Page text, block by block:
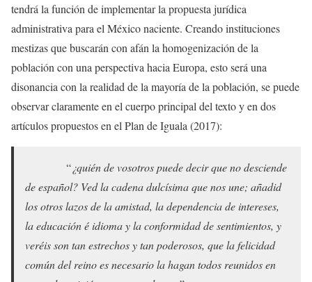
tendrá la función de implementar la propuesta jurídica
administrativa para el México naciente. Creando instituciones
mestizas que buscarán con afán la homogenización de la
población con una perspectiva hacia Europa, esto será una
disonancia con la realidad de la mayoría de la población, se puede
observar claramente en el cuerpo principal del texto y en dos
artículos propuestos en el Plan de Iguala (2017):
“¿quién de vosotros puede decir que no desciende
de español? Ved la cadena dulcísima que nos une; añadid
los otros lazos de la amistad, la dependencia de intereses,
la educación é idioma y la conformidad de sentimientos, y
veréis son tan estrechos y tan poderosos, que la felicidad
común del reino es necesario la hagan todos reunidos en